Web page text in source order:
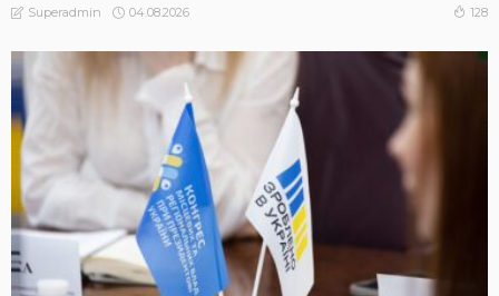
Superadmin 04.08.2026 128